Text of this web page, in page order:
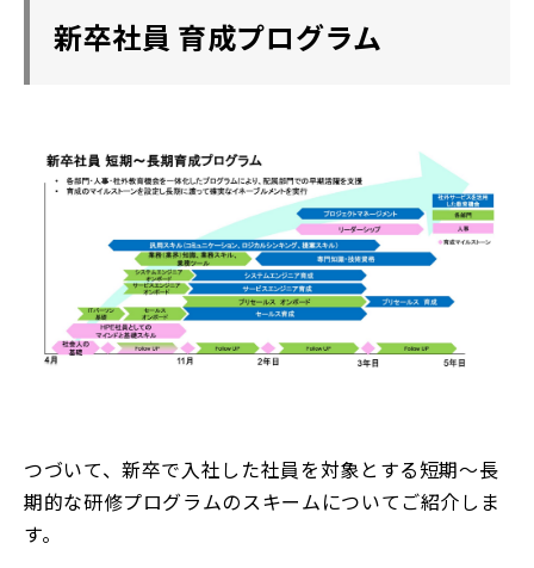
新卒社員 育成プログラム
つづいて、新卒で入社した社員を対象とする短期～長
期的な研修プログラムのスキームについてご紹介しま
す。